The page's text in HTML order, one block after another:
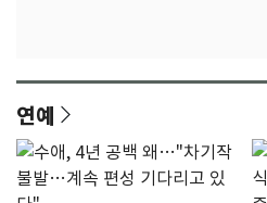
연예